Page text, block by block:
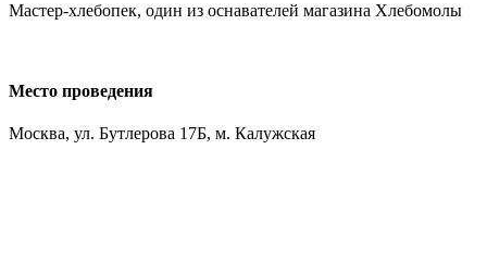
Мастер-хлебопек, один из оснавателей магазина Хлебомолы
Место проведения
Москва, ул. Бутлерова 17Б, м. Калужская